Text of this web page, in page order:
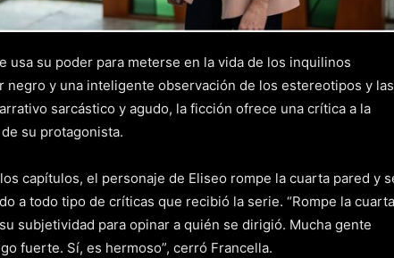
usa su poder para meterse en la vida de los inquilinos
negro y una inteligente observación de los estereotipos y las
sarcástico y agudo, la ficción ofrece una crítica a la
su protagonista.
capítulos, el personaje de Eliseo rompe la cuarta pared y
a todo tipo de críticas que recibió la serie. “Rompe la cuarta
subjetividad para opinar a quién se dirigió. Mucha gente
fuerte. Sí, es hermoso”, cerró Francella.